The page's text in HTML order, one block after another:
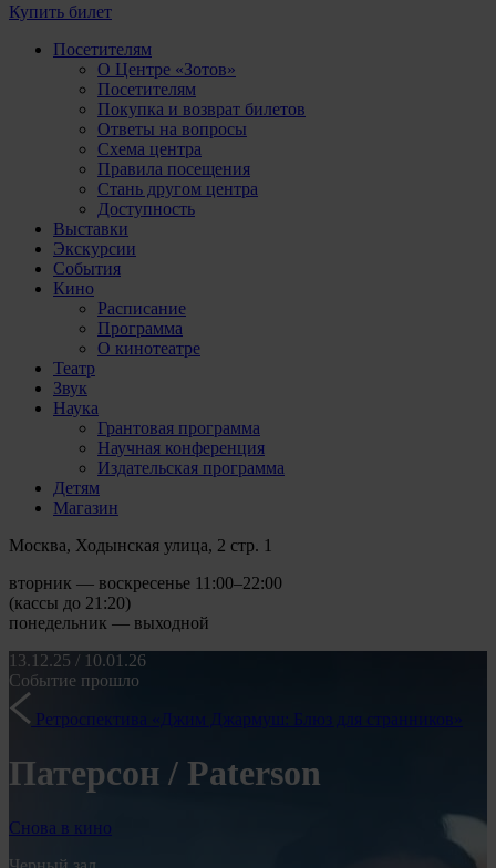
Купить билет
Посетителям
О Центре «Зотов»
Посетителям
Покупка и возврат билетов
Ответы на вопросы
Схема центра
Правила посещения
Стань другом центра
Доступность
Выставки
Экскурсии
События
Кино
Расписание
Программа
О кинотеатре
Театр
Звук
Наука
Грантовая программа
Научная конференция
Издательская программа
Детям
Магазин
Москва, Ходынская улица, 2 стр. 1
вторник — воскресенье 11:00–22:00
(кассы до 21:20)
понедельник — выходной
13.12.25 / 10.01.26
Событие прошло
Ретроспектива «Джим Джармуш: Блюз для странников»
Патерсон / Paterson
Снова в кино